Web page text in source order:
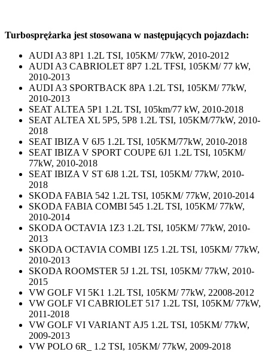
Turbosprężarka jest stosowana w następujących pojazdach:
AUDI A3 8P1 1.2L TSI, 105KM/ 77kW, 2010-2012
AUDI A3 CABRIOLET 8P7 1.2L TFSI, 105KM/ 77 kW,
2010-2013
AUDI A3 SPORTBACK 8PA 1.2L TSI, 105KM/ 77kW,
2010-2013
SEAT ALTEA 5P1 1.2L TSI, 105km/77 kW, 2010-2018
SEAT ALTEA XL 5P5, 5P8 1.2L TSI, 105KM/77kW, 2010-
2018
SEAT IBIZA V 6J5 1.2L TSI, 105KM/77kW, 2010-2018
SEAT IBIZA V SPORT COUPE 6J1 1.2L TSI, 105KM/
77kW, 2010-2018
SEAT IBIZA V ST 6J8 1.2L TSI, 105KM/ 77kW, 2010-
2018
SKODA FABIA 542 1.2L TSI, 105KM/ 77kW, 2010-2014
SKODA FABIA COMBI 545 1.2L TSI, 105KM/ 77kW,
2010-2014
SKODA OCTAVIA 1Z3 1.2L TSI, 105KM/ 77kW, 2010-
2013
SKODA OCTAVIA COMBI 1Z5 1.2L TSI, 105KM/ 77kW,
2010-2013
SKODA ROOMSTER 5J 1.2L TSI, 105KM/ 77kW, 2010-
2015
VW GOLF VI 5K1 1.2L TSI, 105KM/ 77kW, 22008-2012
VW GOLF VI CABRIOLET 517 1.2L TSI, 105KM/ 77kW,
2011-2018
VW GOLF VI VARIANT AJ5 1.2L TSI, 105KM/ 77kW,
2009-2013
VW POLO 6R_ 1.2 TSI, 105KM/ 77kW, 2009-2018